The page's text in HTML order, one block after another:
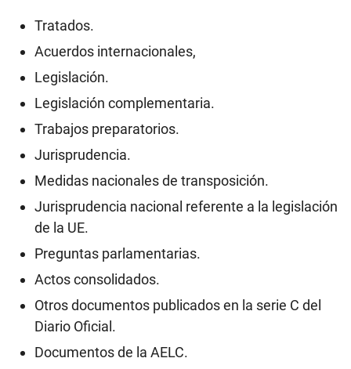
Tratados.
Acuerdos internacionales,
Legislación.
Legislación complementaria.
Trabajos preparatorios.
Jurisprudencia.
Medidas nacionales de transposición.
Jurisprudencia nacional referente a la legislación
de la UE.
Preguntas parlamentarias.
Actos consolidados.
Otros documentos publicados en la serie C del
Diario Oficial.
Documentos de la AELC.